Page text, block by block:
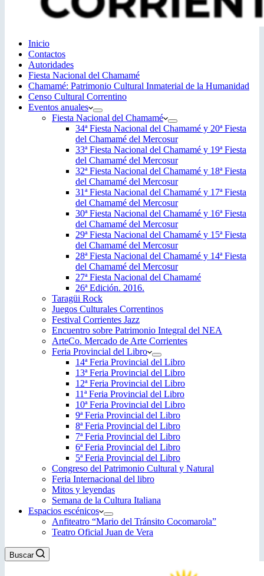
Inicio
Contactos
Autoridades
Fiesta Nacional del Chamamé
Chamamé: Patrimonio Cultural Inmaterial de la Humanidad
Censo Cultural Correntino
Eventos anuales
Fiesta Nacional del Chamamé
34ª Fiesta Nacional del Chamamé y 20ª Fiesta
del Chamamé del Mercosur
33ª Fiesta Nacional del Chamamé y 19ª Fiesta
del Chamamé del Mercosur
32ª Fiesta Nacional del Chamamé y 18ª Fiesta
del Chamamé del Mercosur
31ª Fiesta Nacional del Chamamé y 17ª Fiesta
del Chamamé del Mercosur
30ª Fiesta Nacional del Chamamé y 16ª Fiesta
del Chamamé del Mercosur
29ª Fiesta Nacional del Chamamé y 15ª Fiesta
del Chamamé del Mercosur
28ª Fiesta Nacional del Chamamé y 14ª Fiesta
del Chamamé del Mercosur
27ª Fiesta Nacional del Chamamé
26ª Edición. 2016.
Taragüi Rock
Juegos Culturales Correntinos
Festival Corrientes Jazz
Encuentro sobre Patrimonio Integral del NEA
ArteCo. Mercado de Arte Corrientes
Feria Provincial del Libro
14ª Feria Provincial del Libro
13ª Feria Provincial del Libro
12ª Feria Provincial del Libro
11ª Feria Provincial del Libro
10ª Feria Provincial del Libro
9ª Feria Provincial del Libro
8ª Feria Provincial del Libro
7ª Feria Provincial del Libro
6ª Feria Provincial del Libro
5ª Feria Provincial del Libro
Congreso del Patrimonio Cultural y Natural
Feria Internacional del libro
Mitos y leyendas
Semana de la Cultura Italiana
Espacios escénicos
Anfiteatro “Mario del Tránsito Cocomarola”
Teatro Oficial Juan de Vera
Buscar